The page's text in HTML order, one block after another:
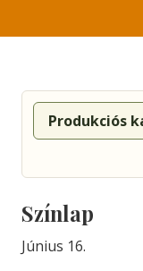
Produkciós
Színlap
Június 16.